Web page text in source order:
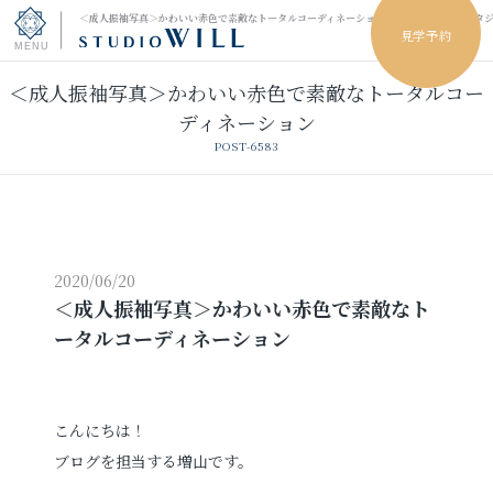
＜成人振袖写真＞かわいい赤色で素敵なトータルコーディネーション｜小山市のフォトスタ
見学予約
トップページ
ウェディングフォト
振袖レンタル 卒業袴レンタル
その他の撮影
＜成人振袖写真＞かわいい赤色で素敵なトータルコー
ディネーション
POST-6583
2020/06/20
＜成人振袖写真＞かわいい赤色で素敵なト
ータルコーディネーション
こんにちは！
ブログを担当する増山です。